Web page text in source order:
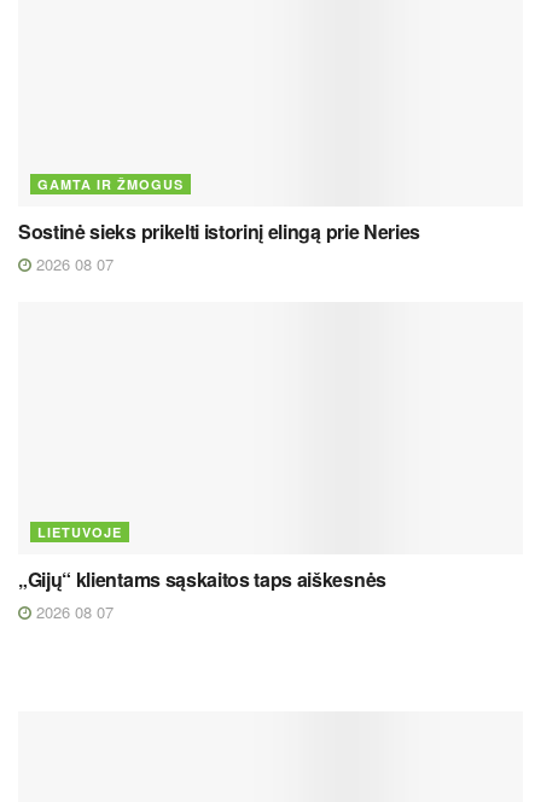
GAMTA IR ŽMOGUS
Sostinė sieks prikelti istorinį elingą prie Neries
2026 08 07
LIETUVOJE
„Gijų“ klientams sąskaitos taps aiškesnės
2026 08 07